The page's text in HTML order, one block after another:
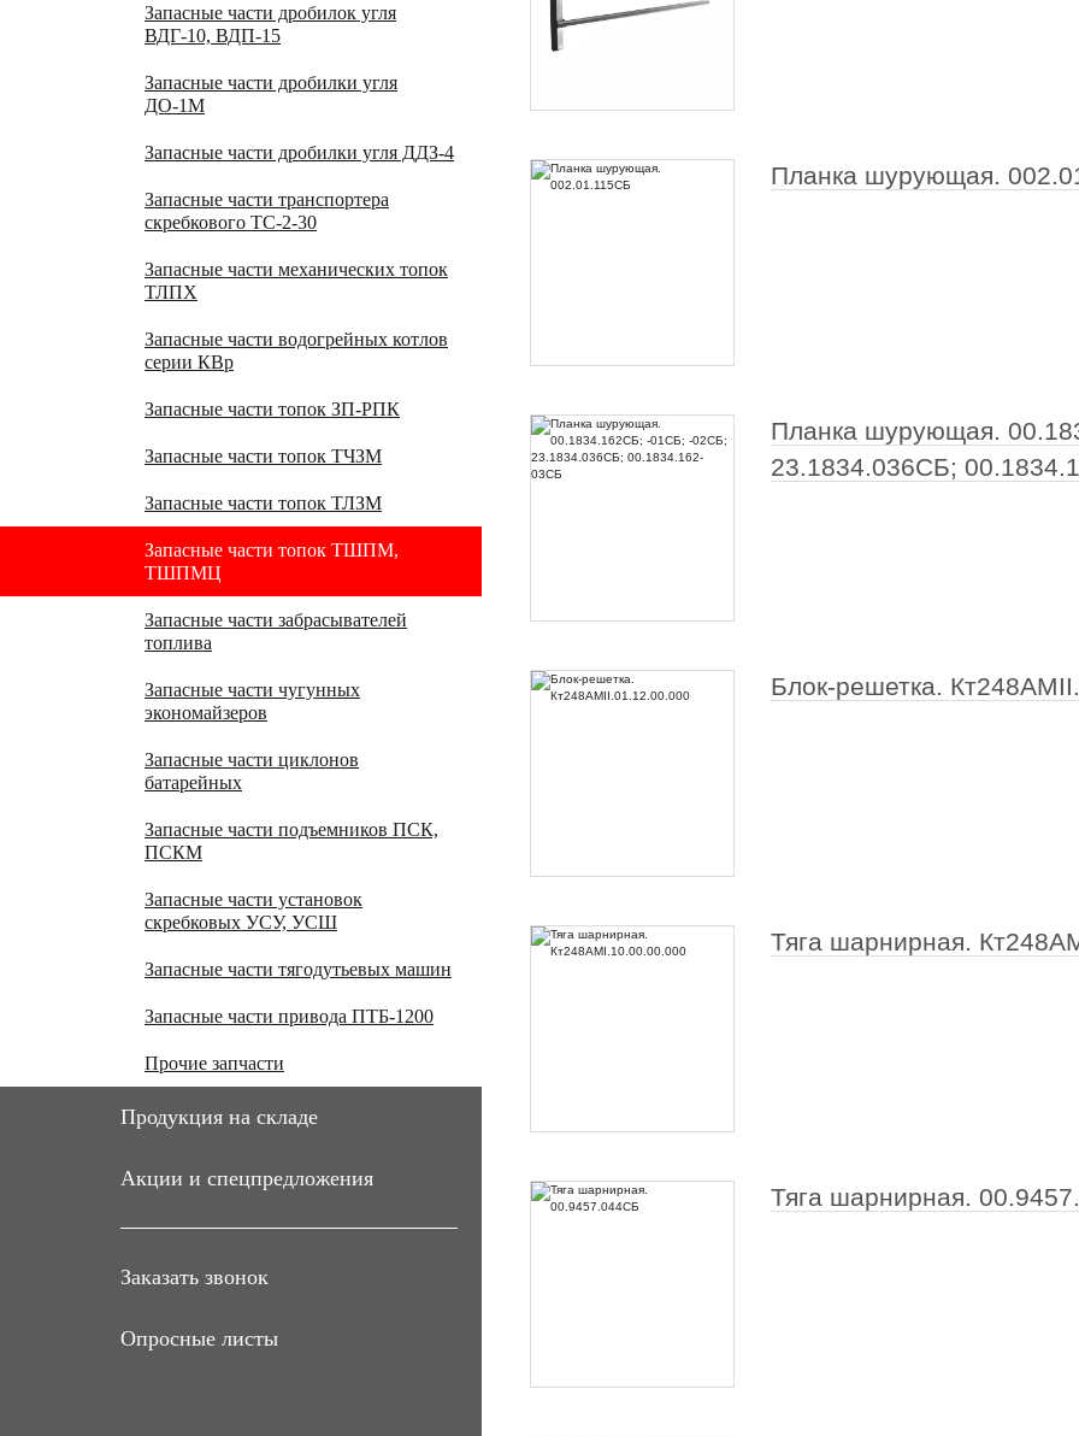
Запасные части дробилок угля
ВДГ-10, ВДП-15
Запасные части дробилки угля
ДО-1М
Запасные части дробилки угля ДДЗ-4
Запасные части транспортера
скребкового ТС-2-30
Запасные части механических топок
ТЛПХ
Запасные части водогрейных котлов
серии КВр
Запасные части топок ЗП-РПК
Запасные части топок ТЧЗМ
Запасные части топок ТЛЗМ
Запасные части топок ТШПМ,
ТШПМЦ
Запасные части забрасывателей
топлива
Запасные части чугунных
экономайзеров
Запасные части циклонов
батарейных
Запасные части подъемников ПСК,
ПСКМ
Запасные части установок
скребковых УСУ, УСШ
Запасные части тягодутьевых машин
Запасные части привода ПТБ-1200
Прочие запчасти
Продукция на складе
Акции и спецпредложения
Заказать звонок
Опросные листы
Планка шурующая.
Планка шурующая.
23.1834.036СБ;
Блок-решетка.
Тяга шарнирная.
Тяга шарнирная.